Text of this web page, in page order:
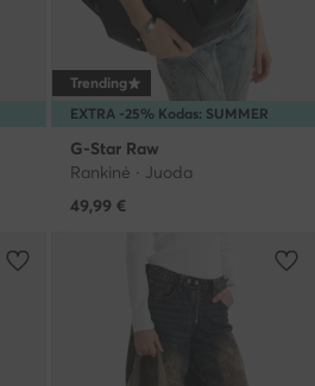
EXTRA -25% Kodas: SUMMER
Trending
G-Star Raw
Rankinė · Juoda
49,99 €